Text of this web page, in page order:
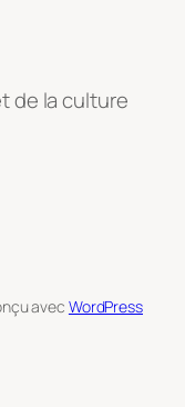
de la culture
avec WordPress